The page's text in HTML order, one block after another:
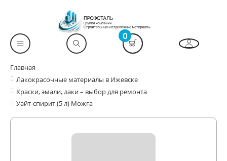
0
Главная
Лакокрасочные материалы в Ижевске
Краски, эмали, лаки – выбор для ремонта
Уайт-спирит (5 л) Можга